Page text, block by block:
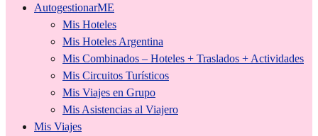
AutogestionarME
Mis Hoteles
Mis Hoteles Argentina
Mis Combinados – Hoteles + Traslados + Actividades
Mis Circuitos Turísticos
Mis Viajes en Grupo
Mis Asistencias al Viajero
Mis Viajes